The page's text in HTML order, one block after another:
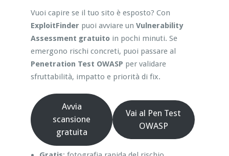
Vuoi capire se il tuo sito è esposto? Con
ExploitFinder puoi avviare un Vulnerability
Assessment gratuitoin pochi minuti. Se
emergono rischi concreti, puoi passare al
Penetration Test OWASP per validare
sfruttabilità, impatto e priorità di fix.
Avvia
scansione
gratuita
Vai al Pen Test
OWASP